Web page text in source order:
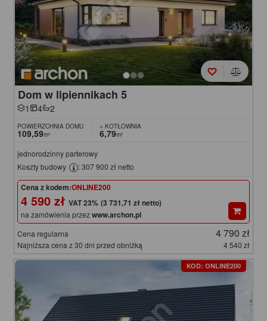
Dom w lipiennikach 5
1 4 2
POWIERZCHNIA DOMU
109,59m²
+ KOTŁOWNIA
6,79m²
jednorodzinny parterowy
Koszty budowy
: 307 900 zł netto
Cena z kodem:ONLINE200
4 590 zł (3 731,71 zł netto)
na zamówienia przezwww.archon.pl
Cena regularna 4 790 zł
Najniższa cena z 30 dni przed obniżką 4 540 zł
KOD: ONLINE200